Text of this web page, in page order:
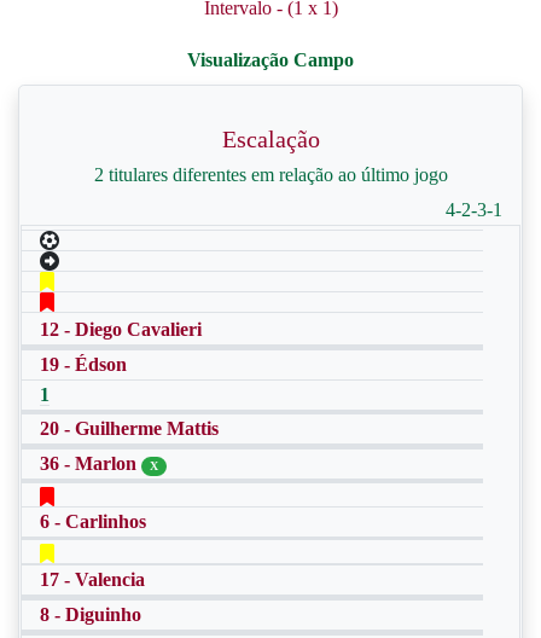
Intervalo - (1 x 1)
Escalação
2 titulares diferentes em relação ao último jogo
4-2-3-1
12 - Diego Cavalieri
19 - Édson
1
20 - Guilherme Mattis
36 - Marlon
X
6 - Carlinhos
17 - Valencia
8 - Diguinho